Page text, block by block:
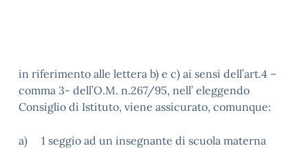
in riferimento alle lettera b) e c) ai sensi dell’art.4 –
comma 3- dell’O.M. n.267/95, nell’ eleggendo
Consiglio di Istituto, viene assicurato, comunque:
a) 1 seggio ad un insegnante di scuola materna